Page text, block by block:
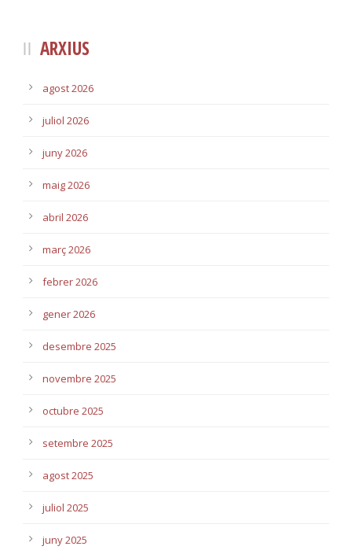
ARXIUS
agost 2026
juliol 2026
juny 2026
maig 2026
abril 2026
març 2026
febrer 2026
gener 2026
desembre 2025
novembre 2025
octubre 2025
setembre 2025
agost 2025
juliol 2025
juny 2025